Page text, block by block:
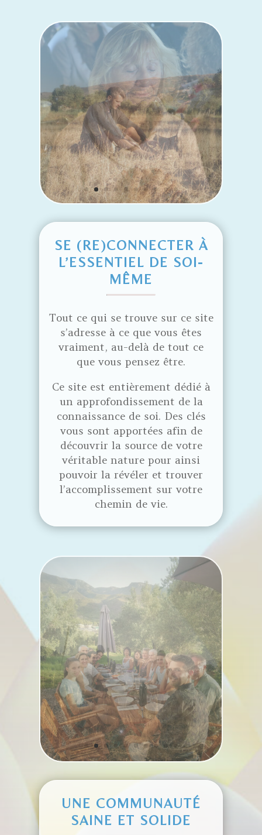
SE (RE)CONNECTER À
L’ESSENTIEL DE SOI-
MÊME
Tout ce qui se trouve sur ce site
s’adresse à ce que vous êtes
vraiment, au-delà de tout ce
que vous pensez être.
Ce site est entièrement dédié à
un approfondissement de la
connaissance de soi. Des clés
vous sont apportées afin de
découvrir la source de votre
véritable nature pour ainsi
pouvoir la révéler et trouver
l’accomplissement sur votre
chemin de vie.
UNE COMMUNAUTÉ
SAINE ET SOLIDE